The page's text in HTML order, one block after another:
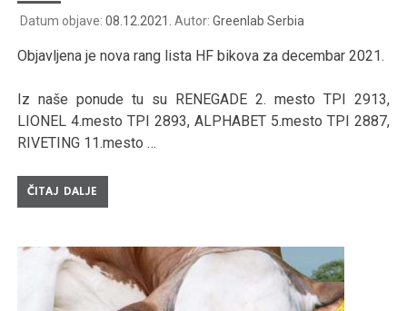
Datum objave: 08.12.2021. Autor: Greenlab Serbia
Objavljena je nova rang lista HF bikova za decembar 2021.
Iz naše ponude tu su RENEGADE 2. mesto TPI 2913,
LIONEL 4.mesto TPI 2893, ALPHABET 5.mesto TPI 2887,
RIVETING 11.mesto …
ČITAJ DALJE